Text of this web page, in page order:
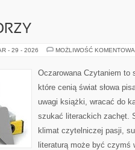
- 29 - 2026 MOŻLIWOŚĆ
Oczarowana Czytaniem to
które cenią świat słowa
uwagi książki, wracać do
szukać literackich zachęt.
klimat czytelniczej pasji,
literaturą może być